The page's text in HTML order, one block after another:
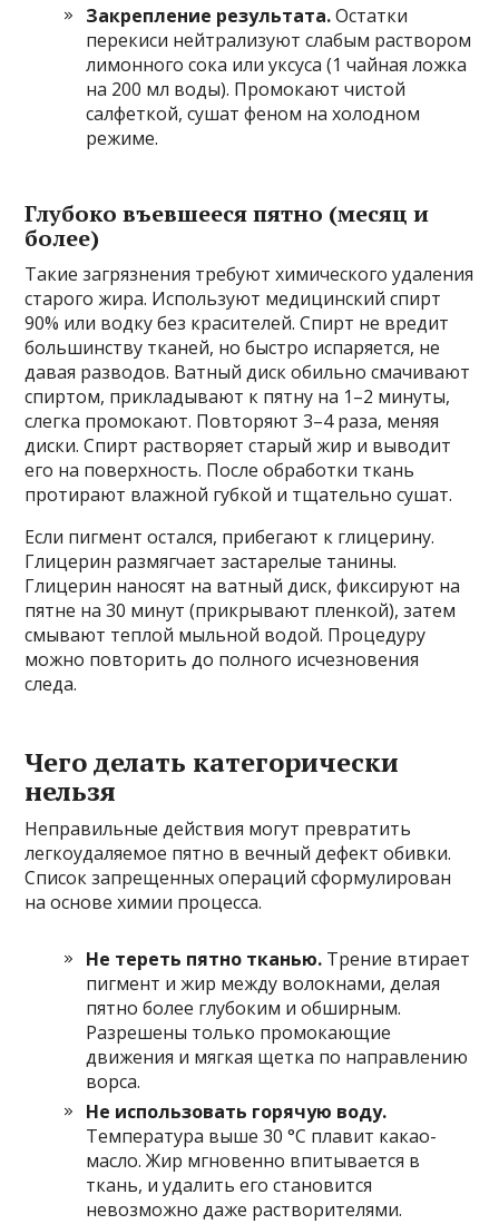
Закрепление результата.Остатки
перекиси нейтрализуют слабым раствором
лимонного сока или уксуса (1 чайная ложка
на 200 мл воды). Промокают чистой
салфеткой, сушат феном на холодном
режиме.
Глубоко въевшееся пятно (месяц и
более)
Такие загрязнения требуют химического удаления
старого жира. Используют медицинский спирт
90% или водку без красителей. Спирт не вредит
большинству тканей, но быстро испаряется, не
давая разводов. Ватный диск обильно смачивают
спиртом, прикладывают к пятну на 1–2 минуты,
слегка промокают. Повторяют 3–4 раза, меняя
диски. Спирт растворяет старый жир и выводит
его на поверхность. После обработки ткань
протирают влажной губкой и тщательно сушат.
Если пигмент остался, прибегают к глицерину.
Глицерин размягчает застарелые танины.
Глицерин наносят на ватный диск, фиксируют на
пятне на 30 минут (прикрывают пленкой), затем
смывают теплой мыльной водой. Процедуру
можно повторить до полного исчезновения
следа.
Чего делать категорически
нельзя
Неправильные действия могут превратить
легкоудаляемое пятно в вечный дефект обивки.
Список запрещенных операций сформулирован
на основе химии процесса.
Не тереть пятно тканью. Трение втирает
пигмент и жир между волокнами, делая
пятно более глубоким и обширным.
Разрешены только промокающие
движения и мягкая щетка по направлению
ворса.
Не использовать горячую воду.
Температура выше 30 °C плавит какао-
масло. Жир мгновенно впитывается в
ткань, и удалить его становится
невозможно даже растворителями.